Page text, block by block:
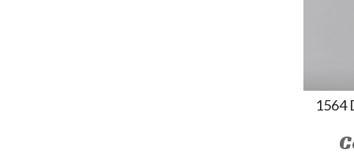
1564